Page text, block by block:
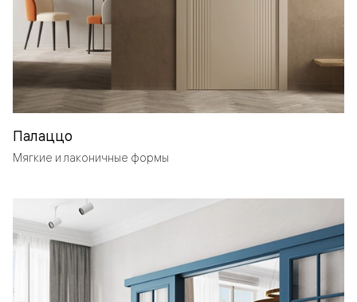
Палаццо
Мягкие и лаконичные формы